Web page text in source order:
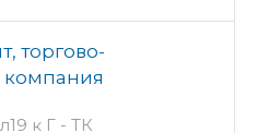
торгово-
компания
к Г - ТК